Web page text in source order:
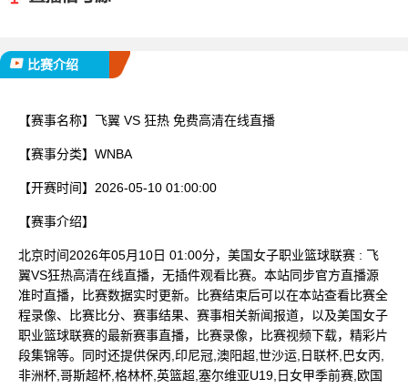
比赛介绍
【赛事名称】 飞翼 VS 狂热 免费高清在线直播
【赛事分类】 WNBA
【开赛时间】 2026-05-10 01:00:00
【赛事介绍】
北京时间2026年05月10日 01:00分，美国女子职业篮球联赛 : 飞
翼VS狂热高清在线直播，无插件观看比赛。本站同步官方直播源
准时直播，比赛数据实时更新。比赛结束后可以在本站查看比赛全
程录像、比赛比分、赛事结果、赛事相关新闻报道，以及美国女子
职业篮球联赛的最新赛事直播，比赛录像，比赛视频下载，精彩片
段集锦等。同时还提供保丙,印尼冠,澳阳超,世沙运,日联杯,巴女丙,
非洲杯,哥斯超杯,格林杯,英篮超,塞尔维亚U19,日女甲季前赛,欧国